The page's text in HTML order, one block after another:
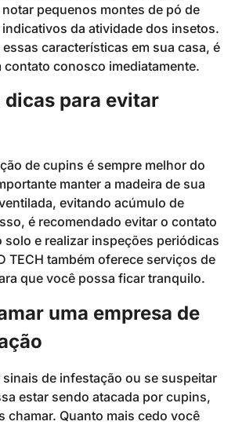
pequenos montes de pó de
da atividade dos insetos.
características em sua casa, é
contato conosco imediatamente.
dicas para evitar
de cupins é sempre melhor do
manter a madeira de sua
evitando acúmulo de
é recomendado evitar o contato
solo e realizar inspeções periódicas
TECH também oferece serviços de
que você possa ficar tranquilo.
uma empresa de
sinais de infestação ou se suspeitar
estar sendo atacada por cupins,
chamar. Quanto mais cedo você